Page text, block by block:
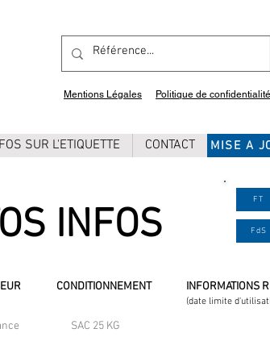
Mentions Légales Politique de confidentialité
SUR L'ETIQUETTE CONTACT MISE A
INFOS
FT
FdS
CONDITIONNEMENT INFORMATIONS
(date limite
SAC 25 KG